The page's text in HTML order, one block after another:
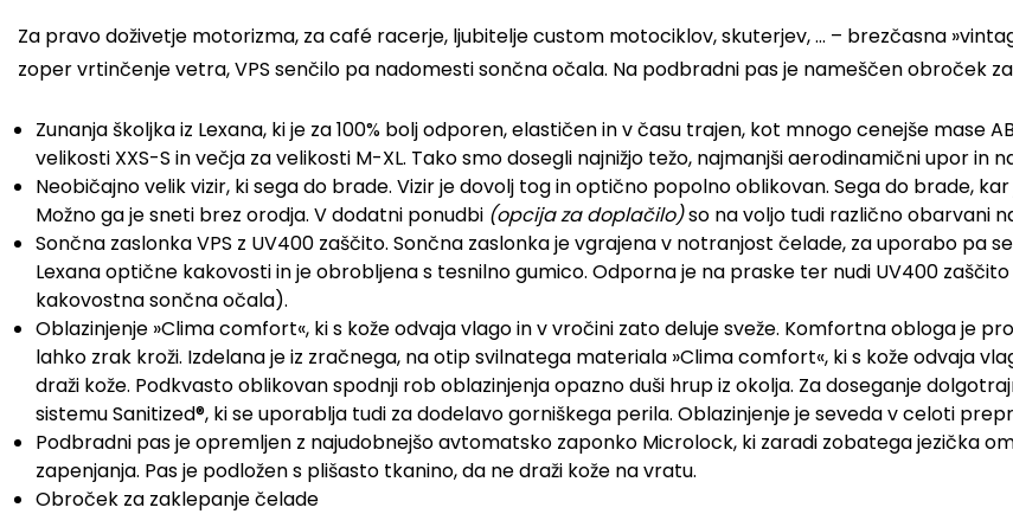
Za pravo doživetje motorizma, za café racerje, ljubitelje custom motociklov, skuterjev, … – brezčasna
zoper vrtinčenje vetra, VPS senčilo pa nadomesti sončna očala. Na podbradni pas je nameščen obroček
Zunanja školjka iz Lexana, ki je za 100% bolj odporen, elastičen in v času trajen, kot mnogo cenejše mase
velikosti XXS-S in večja za velikosti M-XL. Tako smo dosegli najnižjo težo, najmanjši aerodinamični upor in
Neobičajno velik vizir, ki sega do brade. Vizir je dovolj tog in optično popolno oblikovan. Sega do brade,
Možno ga je sneti brez orodja. V dodatni ponudbi (opcija za doplačilo)so na voljo tudi različno obarvani
Sončna zaslonka VPS z UV400 zaščito. Sončna zaslonka je vgrajena v notranjost čelade, za uporabo pa
Lexana optične kakovosti in je obrobljena s tesnilno gumico. Odporna je na praske ter nudi UV400
kakovostna sončna očala).
Oblazinjenje »Clima comfort«, ki s kože odvaja vlago in v vročini zato deluje sveže. Komfortna obloga je
lahko zrak kroži. Izdelana je iz zračnega, na otip svilnatega materiala »Clima comfort«, ki s kože odvaja
draži kože. Podkvasto oblikovan spodnji rob oblazinjenja opazno duši hrup iz okolja. Za doseganje
sistemu Sanitized®, ki se uporablja tudi za dodelavo gorniškega perila. Oblazinjenje je seveda v celoti
Podbradni pas je opremljen z najudobnejšo avtomatsko zaponko Microlock, ki zaradi zobatega jezička
zapenjanja. Pas je podložen s plišasto tkanino, da ne draži kože na vratu.
Obroček za zaklepanje čelade